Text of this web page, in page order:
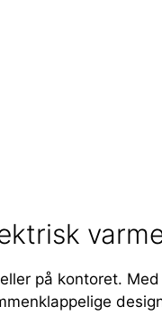
på kontoret.